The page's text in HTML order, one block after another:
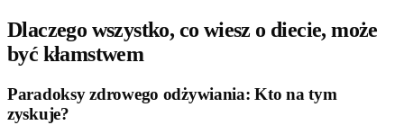
Dlaczego wszystko, co wiesz o diecie, może
być kłamstwem
Paradoksy zdrowego odżywiania: Kto na tym
zyskuje?